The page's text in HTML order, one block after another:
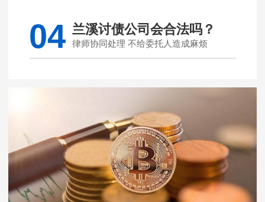
04 兰溪讨债公司会合法吗？
律师协同处理 不给委托人造成麻烦